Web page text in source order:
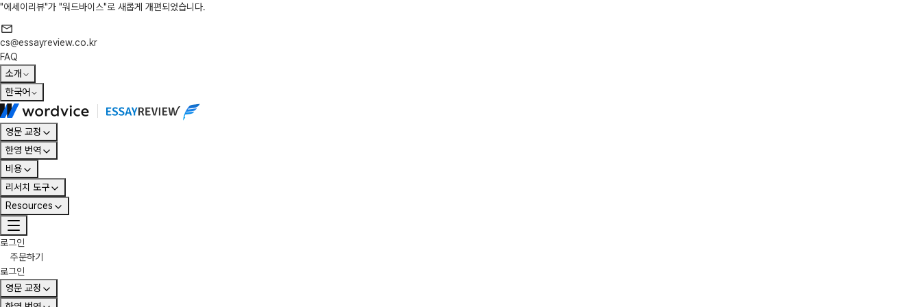
"에세이리뷰"가 "워드바이스"로 새롭게 개편되었습니다.
cs@essayreview.co.kr
FAQ
소개
한국어
영문 교정
한영 번역
비용
리서치 도구
Resources
로그인
주문하기
로그인
영문 교정